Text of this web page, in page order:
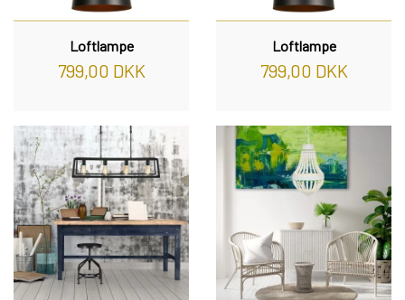
Loftlampe
799,00 DKK
Loftlampe
799,00 DKK